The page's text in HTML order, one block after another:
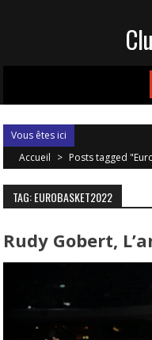
Vous êtes ici
Accueil > Posts tagged
TAG: EUROBASKET2022
Rudy Gobert,